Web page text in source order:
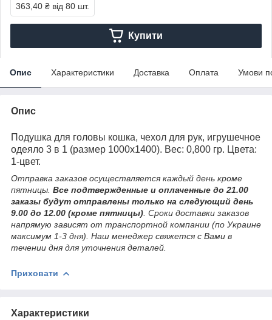
363,40 ₴ від 80 шт.
Купити
Опис Характеристики Доставка Оплата Умови
Опис
Подушка для головы кошка, чехол для рук, игрушечное
одеяло 3 в 1 (размер 1000х1400). Вес: 0,800 гр. Цвета:
1-цвет.
Отправка заказов осуществляется каждый день кроме
пятницы. Все подтвержденные и оплаченные до 21.00
заказы будут отправлены только на следующий день
9.00 до 12.00 (кроме пятницы) . Сроки доставки заказов
напрямую зависят от транспортной компании (по Украине
максимум 1-3 дня). Наш менеджер свяжется с Вами в
течении дня для уточнения деталей.
Приховати
Характеристики